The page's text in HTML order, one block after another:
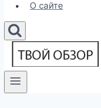
О сайте